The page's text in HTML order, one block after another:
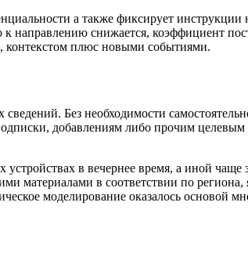
а также фиксирует инструкции
направлению снижается, коэффициент
контекстом плюс новыми событиями.
Без необходимости
добавлениям либо прочим целевым
в вечернее время, а иной чаще
материалами в соответствии по региона,
моделирование оказалось основой